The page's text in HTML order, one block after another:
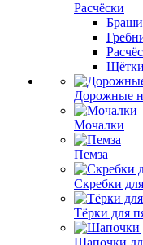
Расчёски
Щётки
Дорожные
Мочалки
Пемза
Скребки
Тёрки для
Шапочки